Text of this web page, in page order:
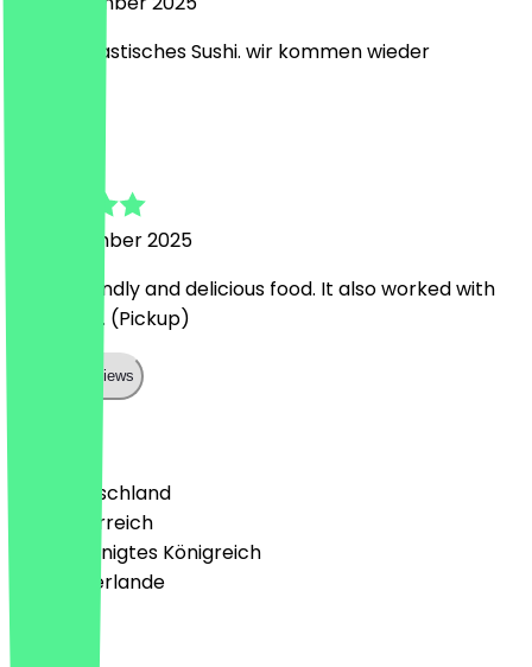
ganz fantastisches Sushi. wir kommen wieder
21. September 2025
Really friendly and delicious food. It also worked with
takeaway. (Pickup)
Show all reviews
🇩🇪 Deutschland
🇦🇹 Österreich
🇬🇧 Vereinigtes Königreich
🇳🇱 Niederlande